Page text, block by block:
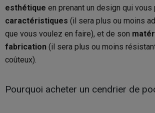
esthétique en prenant un design qui
caractéristiques (il sera plus ou moins
que vous voulez en faire), et de son
fabrication (il sera plus ou moins
coûteux).
Pourquoi acheter un cendrier de